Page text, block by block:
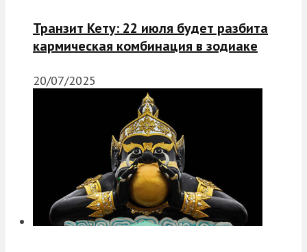
Транзит Кету: 22 июля будет разбита
кармическая комбинация в зодиаке
20/07/2025